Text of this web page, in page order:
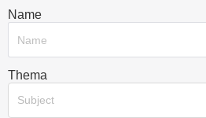
Name
Thema
Subject